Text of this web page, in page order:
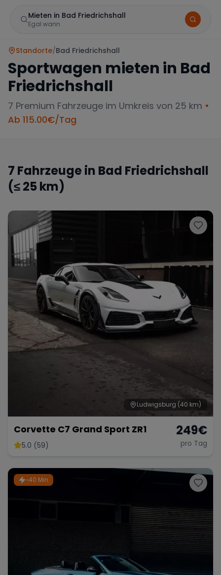
Mieten in Bad Friedrichshall
Egal wann
Mercedes
Porsche
McLaren Ford Jaguar
Tesla Chevrolet Dodge
Rolls Royce Aston Martin
Bugatti Lotus Maserati
Range Rover
Wann
Zeitraum wählen
Standorte/Bad Friedrichshall
Sportwagen mieten in Bad
Friedrichshall
7 Premium Fahrzeuge im Umkreis von 25 km •
Ab 115.00€/Tag
7 Fahrzeuge in Bad Friedrichshall
(≤ 25 km)
Ludwigsburg (40 km)
Corvette C7 Grand Sport ZR1
5.0 (59)
249€
pro Tag
~40 Min